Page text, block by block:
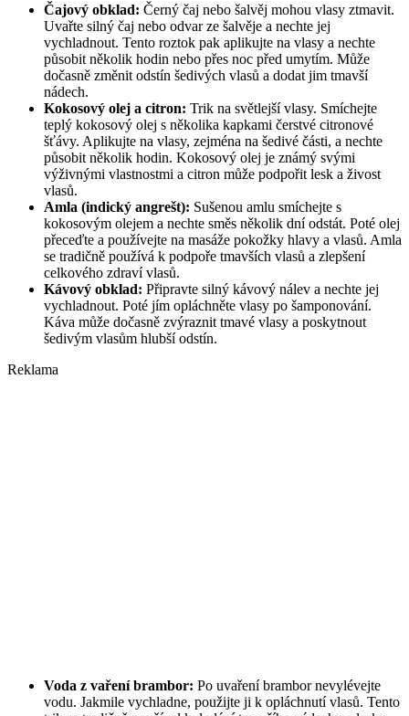
Čajový obklad: Černý čaj nebo šalvěj mohou vlasy ztmavit.
Uvařte silný čaj nebo odvar ze šalvěje a nechte jej
vychladnout. Tento roztok pak aplikujte na vlasy a nechte
působit několik hodin nebo přes noc před umytím. Může
dočasně změnit odstín šedivých vlasů a dodat jim tmavší
nádech.
Kokosový olej a citron: Trik na světlejší vlasy. Smíchejte
teplý kokosový olej s několika kapkami čerstvé citronové
šťávy. Aplikujte na vlasy, zejména na šedivé části, a nechte
působit několik hodin. Kokosový olej je známý svými
výživnými vlastnostmi a citron může podpořit lesk a živost
vlasů.
Amla (indický angrešt): Sušenou amlu smíchejte s
kokosovým olejem a nechte směs několik dní odstát. Poté olej
přeceďte a používejte na masáže pokožky hlavy a vlasů. Amla
se tradičně používá k podpoře tmavších vlasů a zlepšení
celkového zdraví vlasů.
Kávový obklad: Připravte silný kávový nálev a nechte jej
vychladnout. Poté jím opláchněte vlasy po šamponování.
Káva může dočasně zvýraznit tmavé vlasy a poskytnout
šedivým vlasům hlubší odstín.
Reklama
Voda z vaření brambor: Po uvaření brambor nevylévejte
vodu. Jakmile vychladne, použijte ji k opláchnutí vlasů. Tento